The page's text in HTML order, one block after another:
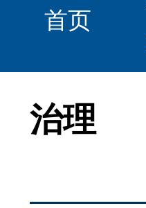
首页
治理